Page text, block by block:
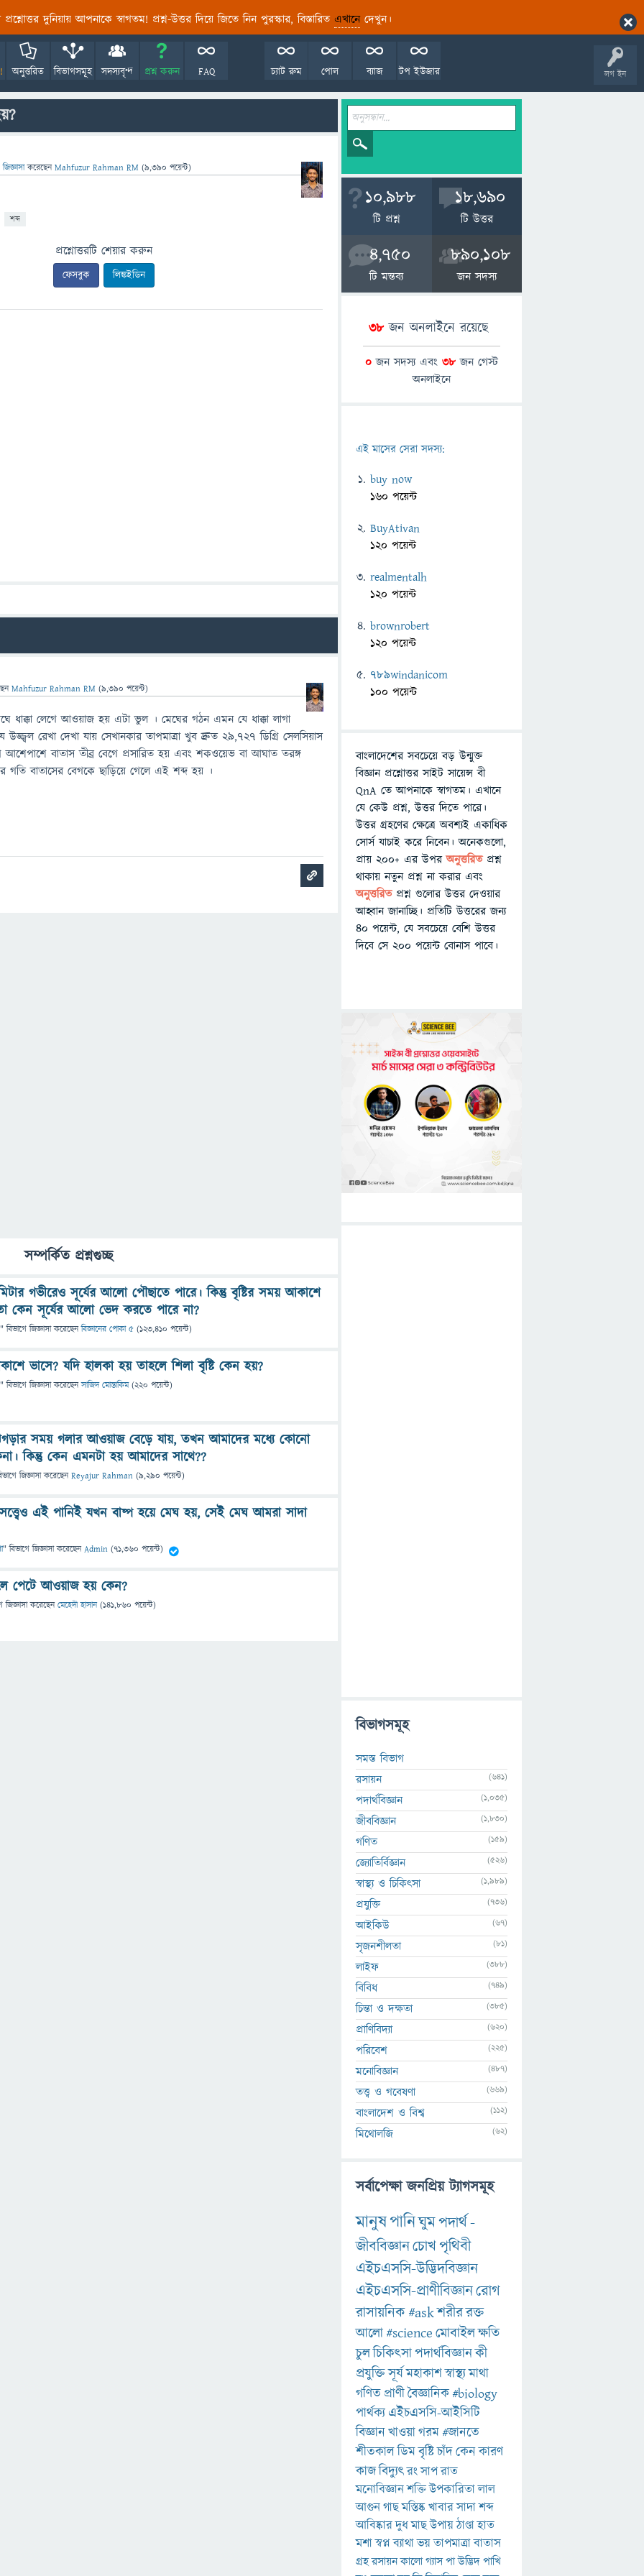
প্রশ্নোত্তর দুনিয়ায় আপনাকে স্বাগতম! প্রশ্ন-উত্তর দিয়ে জিতে নিন পুরস্কার, বিস্তারিত এখানেদেখুন।
লগ ইন
অনুত্তরিত বিভাগসমূহ সদস্যবৃন্দ প্রশ্ন করুন FAQ টপ ইউজার
ব্যাজ
পোল
চ্যাট রুম
জিজ্ঞাসাকরেছেনMahfuzur Rahman RM (9,390 পয়েন্ট)
শব্দ
প্রশ্নোত্তরটি শেয়ার করুন
ফেসবুক লিঙ্কইডিন
Mahfuzur Rahman RM (9,390 পয়েন্ট)
ধাক্কা লেগে আওয়াজ হয় এটা ভুল । মেঘের গঠন এমন যে ধাক্কা লাগা
উজ্জ্বল রেখা দেখা যায় সেখানকার তাপমাত্রা খুব দ্রুত ২৯,৭২৭ ডিগ্রি সেলসিয়াস
আশেপাশে বাতাস তীব্র বেগে প্রসারিত হয় এবং শকওয়েভ বা আঘাত তরঙ্গ
গতি বাতাসের বেগকে ছাড়িয়ে গেলে এই শব্দ হয় ।
সম্পর্কিত প্রশ্নগুচ্ছ
গভীরেও সূর্যের আলো পৌছাতে পারে। কিন্তু বৃষ্টির সময় আকাশে
কেন সূর্যের আলো ভেদ করতে পারে না?
" বিভাগে জিজ্ঞাসাকরেছেনবিজ্ঞানের পোকা ৫ (123,410 পয়েন্ট)
ভাসে? যদি হালকা হয় তাহলে শিলা বৃষ্টি কেন হয়?
" বিভাগে জিজ্ঞাসাকরেছেনসাজিদ মোস্তাকিম (220 পয়েন্ট)
সময় গলার আওয়াজ বেড়ে যায়, তখন আমাদের মধ্যে কোনো
কিন্তু কেন এমনটা হয় আমাদের সাথে??
জিজ্ঞাসাকরেছেনReyajur Rahman (9,290 পয়েন্ট)
সত্ত্বেও এই পানিই যখন বাষ্প হয়ে মেঘ হয়, সেই মেঘ আমরা সাদা
" বিভাগে জিজ্ঞাসাকরেছেনAdmin (71,360 পয়েন্ট)
পেটে আওয়াজ হয় কেন?
জিজ্ঞাসাকরেছেনমেহেদী হাসান (141,860 পয়েন্ট)
10,988
টি প্রশ্ন
18,690
টি উত্তর
4,750
টি মন্তব্য
890,108
জন সদস্য
38জন অনলাইনে রয়েছে
0 জন সদস্য এবং 38 জন গেস্ট
অনলাইনে
এই মাসের সেরা সদস্য:
buy now
160 পয়েন্ট
BuyAtivan
120 পয়েন্ট
realmentalh
120 পয়েন্ট
brownrobert
120 পয়েন্ট
789windanicom
100 পয়েন্ট
বাংলাদেশের সবচেয়ে বড় উন্মুক্ত
বিজ্ঞান প্রশ্নোত্তর সাইট সায়েন্স বী
QnA তে আপনাকে স্বাগতম। এখানে
যে কেউ প্রশ্ন, উত্তর দিতে পারে।
উত্তর গ্রহণের ক্ষেত্রে অবশ্যই একাধিক
সোর্স যাচাই করে নিবেন। অনেকগুলো,
প্রায় ২০০+ এর উপরঅনুত্তরিতপ্রশ্ন
থাকায় নতুন প্রশ্ন না করার এবং
অনুত্তরিত প্রশ্ন গুলোর উত্তর দেওয়ার
আহ্বান জানাচ্ছি। প্রতিটি উত্তরের জন্য
৪০ পয়েন্ট, যে সবচেয়ে বেশি উত্তর
দিবে সে ২০০ পয়েন্ট বোনাস পাবে।
বিভাগসমূহ
সমস্ত বিভাগ
রসায়ন
(641)
পদার্থবিজ্ঞান (1,035)
জীববিজ্ঞান (1,830)
গণিত (159)
জ্যোতির্বিজ্ঞান (526)
স্বাস্থ্য ও চিকিৎসা (1,989)
প্রযুক্তি (736)
আইকিউ (67)
সৃজনশীলতা (81)
লাইফ (388)
বিবিধ (749)
চিন্তা ও দক্ষতা (385)
প্রাণিবিদ্যা (620)
পরিবেশ (225)
মনোবিজ্ঞান (487)
তত্ত্ব ও গবেষণা (669)
বাংলাদেশ ও বিশ্ব (112)
মিথোলজি (62)
সর্বাপেক্ষা জনপ্রিয় ট্যাগসমূহ
মানুষপানিঘুমপদার্থ-
জীববিজ্ঞানচোখপৃথিবী
এইচএসসি-উদ্ভিদবিজ্ঞান
এইচএসসি-প্রাণীবিজ্ঞানরোগ
রাসায়নিক#askশরীররক্ত
আলো#scienceমোবাইলক্ষতি
চুলচিকিৎসাপদার্থবিজ্ঞানকী
প্রযুক্তিসূর্যমহাকাশস্বাস্থ্যমাথা
গণিত প্রাণীবৈজ্ঞানিক#biology
পার্থক্য এইচএসসি-আইসিটি
বিজ্ঞানখাওয়াগরম#জানতে
শীতকালডিমবৃষ্টিচাঁদকেনকারণ
কাজবিদ্যুৎরংসাপরাত
মনোবিজ্ঞানশক্তিউপকারিতালাল
আগুনগাছমস্তিষ্কখাবারসাদাশব্দ
আবিষ্কারদুধমাছউপায়ঠাণ্ডাহাত
মশাস্বপ্নব্যাথাভয়তাপমাত্রাবাতাস
গ্রহরসায়নকালোগ্যাসপাউদ্ভিদপাখি